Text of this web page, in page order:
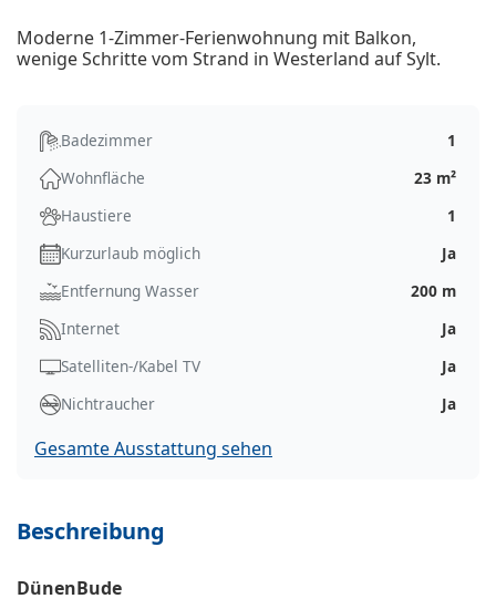
Moderne 1-Zimmer-Ferienwohnung mit Balkon,
wenige Schritte vom Strand in Westerland auf Sylt.
Badezimmer
1
Wohnfläche
23 m²
Haustiere
1
Kurzurlaub möglich
Ja
Entfernung Wasser
200 m
Internet
Ja
Satelliten-/Kabel TV
Ja
Nichtraucher
Ja
Gesamte Ausstattung sehen
Beschreibung
DünenBude